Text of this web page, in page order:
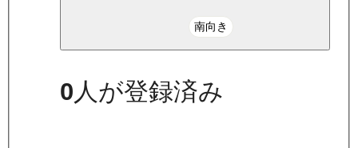
南向き
0人が登録済み